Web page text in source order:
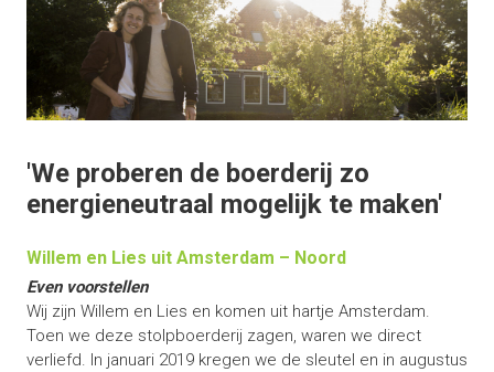
'We proberen de boerderij zo
energieneutraal mogelijk te maken'
Willem en Lies uit Amsterdam – Noord
Even voorstellen
Wij zijn Willem en Lies en komen uit hartje Amsterdam.
Toen we deze stolpboerderij zagen, waren we direct
verliefd. In januari 2019 kregen we de sleutel en in augustus